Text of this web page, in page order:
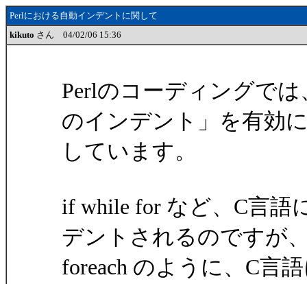
Perlにおける自動インデントに関して
kikuto さん 04/02/06 15:36
Perlのコーディングで
のインデント」を有効
しています。
if while for など、C言語
デントされるのですが
foreach のように、C言